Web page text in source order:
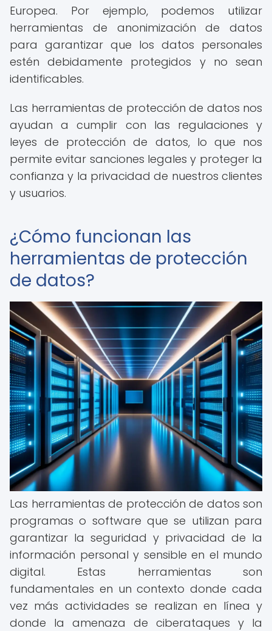
Europea. Por ejemplo, podemos utilizar
herramientas de anonimización de datos
para garantizar que los datos personales
estén debidamente protegidos y no sean
identificables.
Las herramientas de protección de datos nos
ayudan a cumplir con las regulaciones y
leyes de protección de datos, lo que nos
permite evitar sanciones legales y proteger la
confianza y la privacidad de nuestros clientes
y usuarios.
¿Cómo funcionan las
herramientas de protección
de datos?
Las herramientas de protección de datos son
programas o software que se utilizan para
garantizar la seguridad y privacidad de la
información personal y sensible en el mundo
digital. Estas herramientas son
fundamentales en un contexto donde cada
vez más actividades se realizan en línea y
donde la amenaza de ciberataques y la